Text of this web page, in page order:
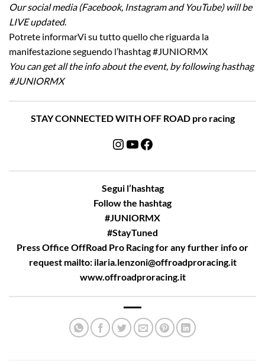
Our social media (Facebook, Instagram and YouTube) will be
LIVE updated.
Potrete informarVi su tutto quello che riguarda la
manifestazione seguendo l’hashtag #JUNIORMX
You can get all the info about the event, by following hasthag
#JUNIORMX
STAY CONNECTED WITH OFF ROAD pro racing
Instagram
YouTube
Facebook
Segui l’hashtag
Follow the hashtag
#JUNIORMX
#StayTuned
Press Office OffRoad Pro Racing for any further info or
request mailto: ilaria.lenzoni@offroadproracing.it
www.offroadproracing.it